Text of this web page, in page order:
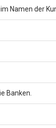
Namen der
Banken.